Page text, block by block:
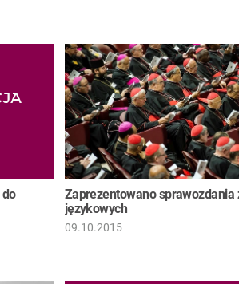
do
09.10.2015
Zaprezentowano sprawozdania
językowych